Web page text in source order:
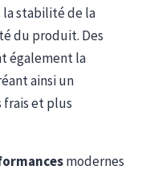
stabilité de la
du produit. Des
également la
ainsi un
et plus
modernes